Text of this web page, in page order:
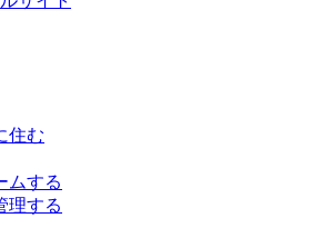
住む
ムする
理する